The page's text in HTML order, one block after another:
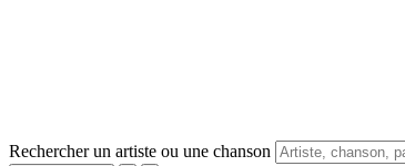
Rechercher un artiste ou une chanson